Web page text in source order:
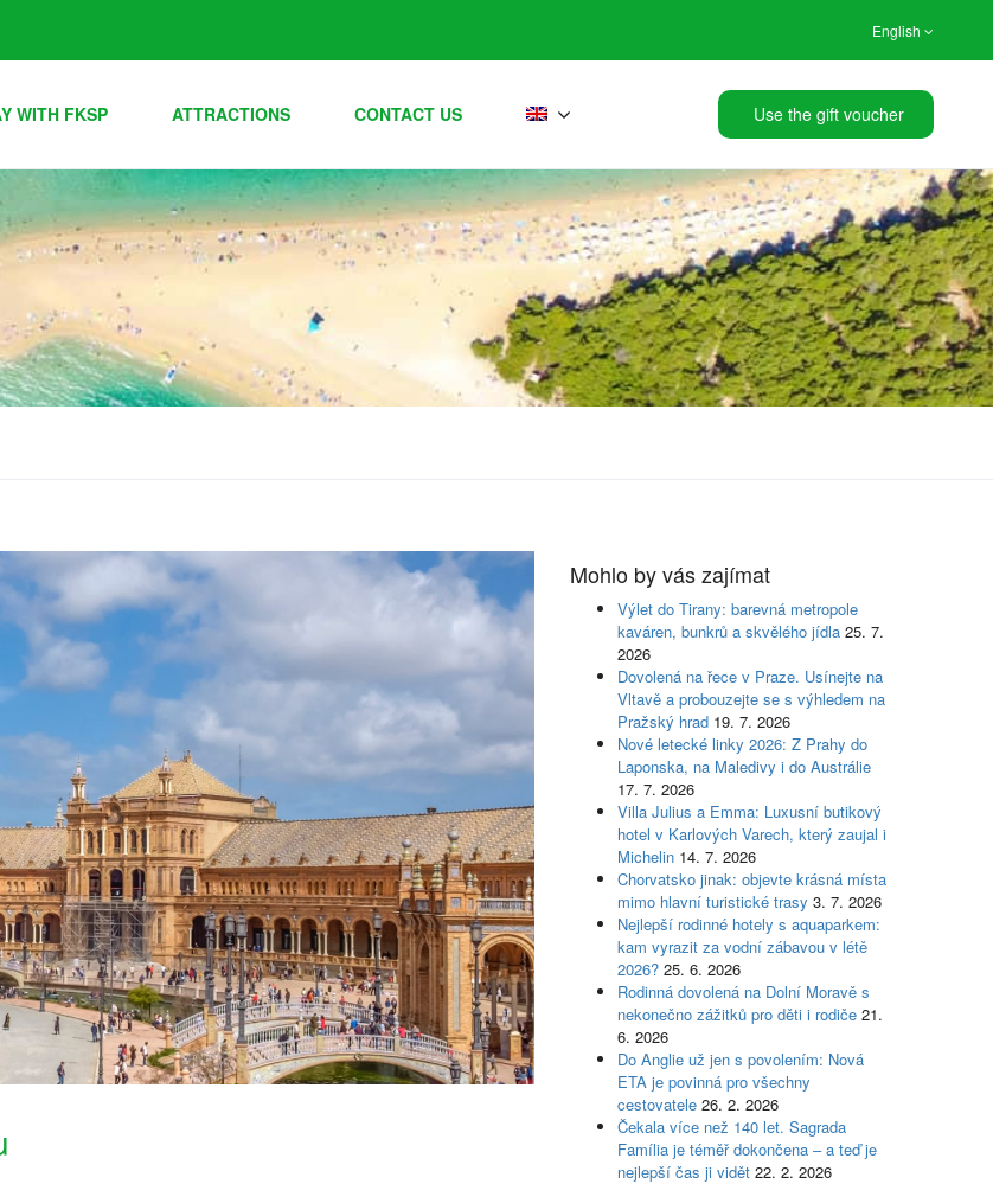
English
WITH FKSP ATTRACTIONS CONTACT US Use the gift voucher
Mohlo by vás zajímat
Výlet do Tirany: barevná metropole
kaváren, bunkrů a skvělého jídla 25. 7.
2026
Dovolená na řece v Praze. Usínejte na
Vltavě a probouzejte se s výhledem na
Pražský hrad 19. 7. 2026
Nové letecké linky 2026: Z Prahy do
Laponska, na Maledivy i do Austrálie
17. 7. 2026
Villa Julius a Emma: Luxusní butikový
hotel v Karlových Varech, který zaujal i
Michelin 14. 7. 2026
Chorvatsko jinak: objevte krásná místa
mimo hlavní turistické trasy 3. 7. 2026
Nejlepší rodinné hotely s aquaparkem:
kam vyrazit za vodní zábavou v létě
2026? 25. 6. 2026
Rodinná dovolená na Dolní Moravě s
nekonečno zážitků pro děti i rodiče 21.
6. 2026
Do Anglie už jen s povolením: Nová
ETA je povinná pro všechny
cestovatele 26. 2. 2026
Čekala více než 140 let. Sagrada
Família je téměř dokončena – a teď je
nejlepší čas ji vidět 22. 2. 2026